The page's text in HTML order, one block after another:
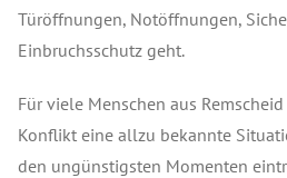
Türöffnungen, Notöffnungen,
Einbruchsschutz geht.
Für viele Menschen aus
Konflikt eine allzu bekannte
den ungünstigsten Momenten